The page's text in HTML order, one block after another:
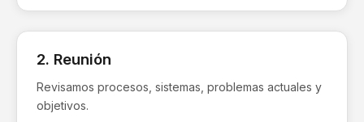
2. Reunión
Revisamos procesos, sistemas, problemas actuales y
objetivos.